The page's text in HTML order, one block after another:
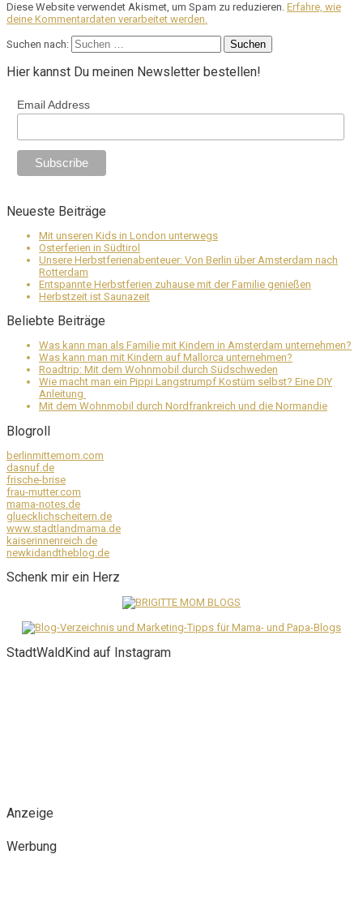
Diese Website verwendet Akismet, um Spam zu reduzieren. Erfahre, wie
deine Kommentardaten verarbeitet werden.
Suchen nach:
Hier kannst Du meinen Newsletter bestellen!
Email Address
Neueste Beiträge
Mit unseren Kids in London unterwegs
Osterferien in Südtirol
Unsere Herbstferienabenteuer: Von Berlin über Amsterdam nach
Rotterdam
Entspannte Herbstferien zuhause mit der Familie genießen
Herbstzeit ist Saunazeit
Beliebte Beiträge
Was kann man als Familie mit Kindern in Amsterdam unternehmen?
Was kann man mit Kindern auf Mallorca unternehmen?
Roadtrip: Mit dem Wohnmobil durch Südschweden
Wie macht man ein Pippi Langstrumpf Kostüm selbst? Eine DIY
Anleitung
Mit dem Wohnmobil durch Nordfrankreich und die Normandie
Blogroll
berlinmittemom.com
dasnuf.de
frische-brise
frau-mutter.com
mama-notes.de
gluecklichscheitern.de
www.stadtlandmama.de
kaiserinnenreich.de
newkidandtheblog.de
Schenk mir ein Herz
StadtWaldKind auf Instagram
Anzeige
Werbung